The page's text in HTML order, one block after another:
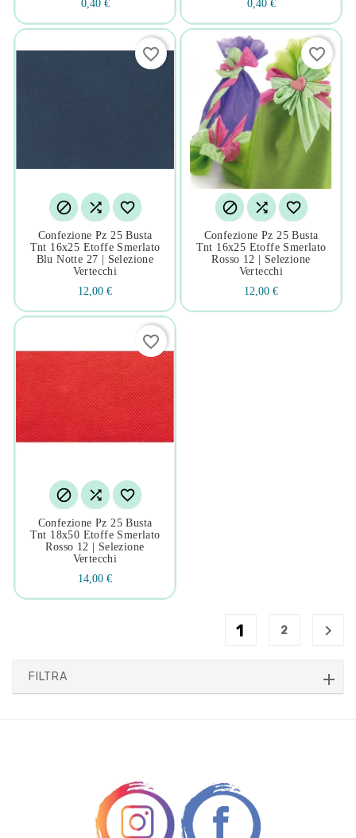
0,40 €
0,40 €
  
Confezione Pz 25 Busta
Tnt 16x25 Etoffe Smerlato
Blu Notte 27 | Selezione
Vertecchi
12,00 €
favorite_border
  
Confezione Pz 25 Busta
Tnt 16x25 Etoffe Smerlato
Rosso 12 | Selezione
Vertecchi
12,00 €
favorite_border
  
Confezione Pz 25 Busta
Tnt 18x50 Etoffe Smerlato
Rosso 12 | Selezione
Vertecchi
14,00 €
favorite_border
1 2 
FILTRA